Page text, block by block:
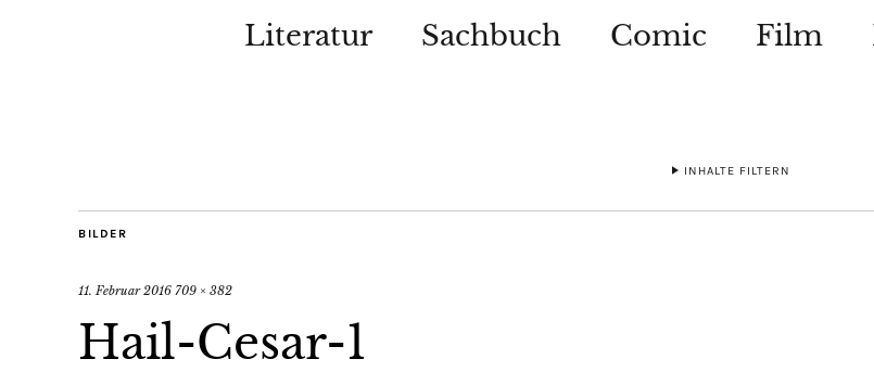
Literatur Sachbuch Comic Film
INHALTE FILTERN
BILDER
11. Februar 2016 709 × 382
Hail-Cesar-1